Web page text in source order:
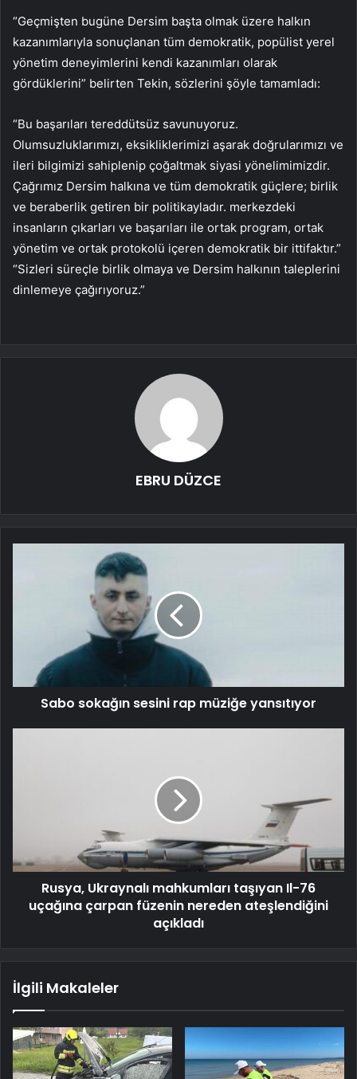
“Geçmişten bugüne Dersim başta olmak üzere halkın
kazanımlarıyla sonuçlanan tüm demokratik, popülist yerel
yönetim deneyimlerini kendi kazanımları olarak
gördüklerini” belirten Tekin, sözlerini şöyle tamamladı:
“Bu başarıları tereddütsüz savunuyoruz.
Olumsuzluklarımızı, eksikliklerimizi aşarak doğrularımızı ve
ileri bilgimizi sahiplenip çoğaltmak siyasi yönelimimizdir.
Çağrımız Dersim halkına ve tüm demokratik güçlere; birlik
ve beraberlik getiren bir politikayladır. merkezdeki
insanların çıkarları ve başarıları ile ortak program, ortak
yönetim ve ortak protokolü içeren demokratik bir ittifaktır.”
“Sizleri süreçle birlik olmaya ve Dersim halkının taleplerini
dinlemeye çağırıyoruz.”
EBRU DÜZCE
Sabo sokağın sesini rap müziğe yansıtıyor
Rusya, Ukraynalı mahkumları taşıyan Il-76
uçağına çarpan füzenin nereden ateşlendiğini
açıkladı
İlgili Makaleler